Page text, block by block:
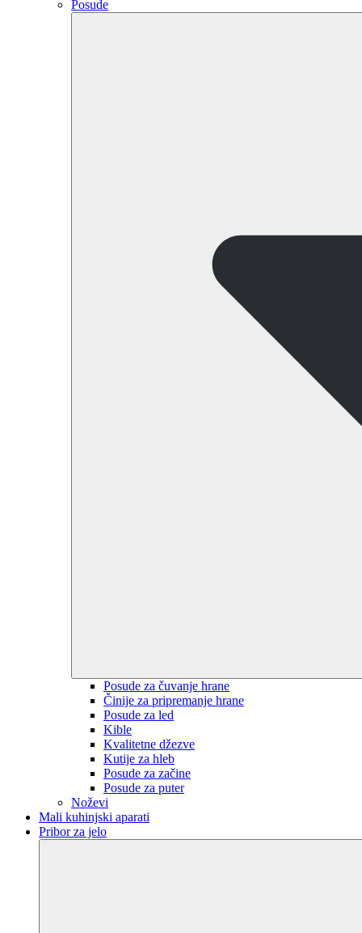
Posude
Posude za čuvanje hrane
Činije za pripremanje hrane
Posude za led
Kible
Kvalitetne džezve
Kutije za hleb
Posude za začine
Posude za puter
Noževi
Mali kuhinjski aparati
Pribor za jelo